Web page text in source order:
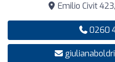
Emilio Civit
0260